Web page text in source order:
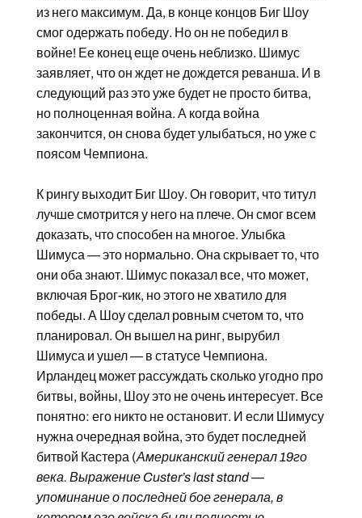
из него максимум. Да, в конце концов Биг Шоу
смог одержать победу. Но он не победил в
войне! Ее конец еще очень неблизко. Шимус
заявляет, что он ждет не дождется реванша. И в
следующий раз это уже будет не просто битва,
но полноценная война. А когда война
закончится, он снова будет улыбаться, но уже с
поясом Чемпиона.
К рингу выходит Биг Шоу. Он говорит, что титул
лучше смотрится у него на плече. Он смог всем
доказать, что способен на многое. Улыбка
Шимуса — это нормально. Она скрывает то, что
они оба знают. Шимус показал все, что может,
включая Брог-кик, но этого не хватило для
победы. А Шоу сделал ровным счетом то, что
планировал. Он вышел на ринг, вырубил
Шимуса и ушел — в статусе Чемпиона.
Ирландец может рассуждать сколько угодно про
битвы, войны, Шоу это не очень интересует. Все
понятно: его никто не остановит. И если Шимусу
нужна очередная война, это будет последней
битвой Кастера (Американский генерал 19го
века. Выражение Custer’s last stand —
упоминание о последней бое генерала, в